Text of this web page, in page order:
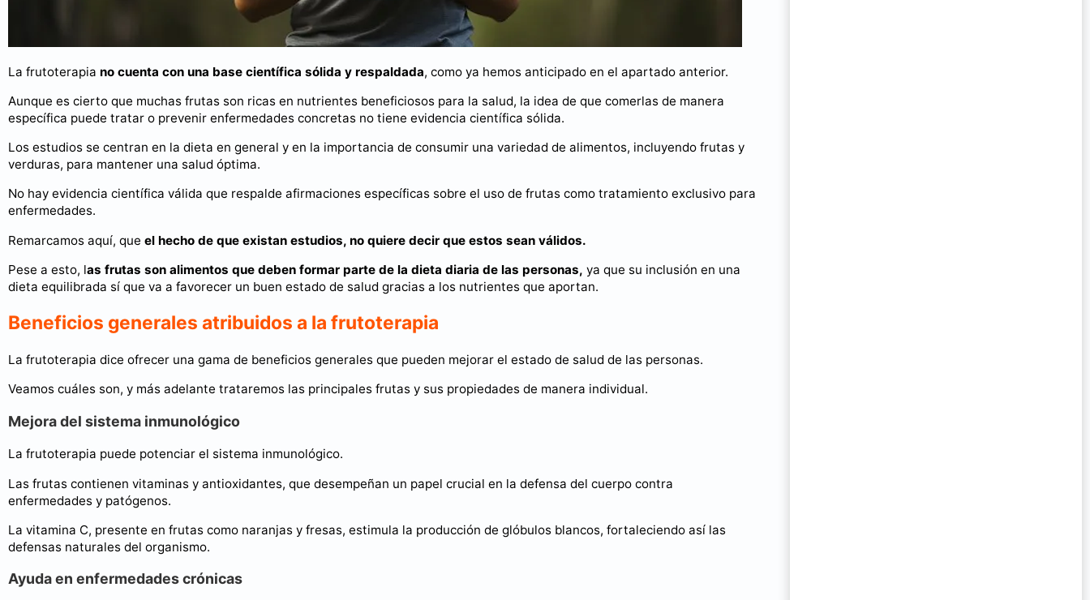
La frutoterapia no cuenta con una base científica sólida y respaldada, como ya hemos anticipado en el apartado anterior.
Aunque es cierto que muchas frutas son ricas en nutrientes beneficiosos para la salud, la idea de que comerlas de manera
específica puede tratar o prevenir enfermedades concretas no tiene evidencia científica sólida.
Los estudios se centran en la dieta en general y en la importancia de consumir una variedad de alimentos, incluyendo frutas y
verduras, para mantener una salud óptima.
No hay evidencia científica válida que respalde afirmaciones específicas sobre el uso de frutas como tratamiento exclusivo para
enfermedades.
Remarcamos aquí, que el hecho de que existan estudios, no quiere decir que estos sean válidos.
Pese a esto, las frutas son alimentos que deben formar parte de la dieta diaria de las personas, ya que su inclusión en una
dieta equilibrada sí que va a favorecer un buen estado de salud gracias a los nutrientes que aportan.
Beneficios generales atribuidos a la frutoterapia
La frutoterapia dice ofrecer una gama de beneficios generales que pueden mejorar el estado de salud de las personas.
Veamos cuáles son, y más adelante trataremos las principales frutas y sus propiedades de manera individual.
Mejora del sistema inmunológico
La frutoterapia puede potenciar el sistema inmunológico.
Las frutas contienen vitaminas y antioxidantes, que desempeñan un papel crucial en la defensa del cuerpo contra
enfermedades y patógenos.
La vitamina C, presente en frutas como naranjas y fresas, estimula la producción de glóbulos blancos, fortaleciendo así las
defensas naturales del organismo.
Ayuda en enfermedades crónicas